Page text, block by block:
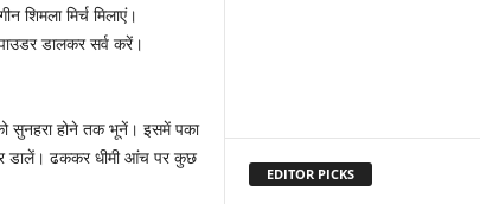
शिमला मिर्च मिलाएं।
डालकर सर्व करें।
सुनहरा होने तक भूनें। इसमें पका
डालें। ढककर धीमी आंच पर कुछ
EDITOR PICKS